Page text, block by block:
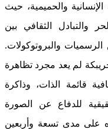
والحميمية، حيث
والتبادل الثقافي بين
والبروتوكولات.
لم يعد مجرد تظاهرة
قائمة الذات، وذاكرة
للدفاع عن الصورة
على مدى تسعة وأربعين